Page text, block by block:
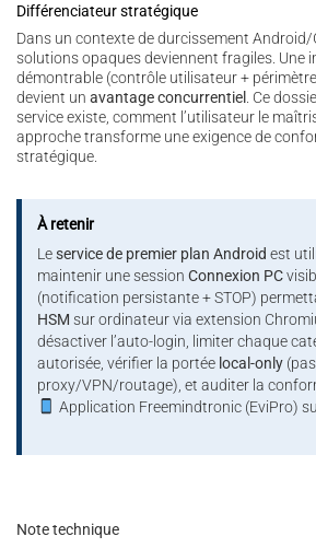
Différenciateur stratégique
Dans un contexte de durcissement Android/
solutions opaques deviennent fragiles. Une
démontrable (contrôle utilisateur +
devient un avantage concurrentiel . Ce
service existe, comment l’utilisateur le
approche transforme une exigence de
stratégique.
À retenir
Leservice de premier plan Android est
maintenir une sessionConnexion PC
(notification persistante + STOP)
HSM sur ordinateur via extension
désactiver l’auto-login, limiter chaque
autorisée, vérifier la portée local-only
proxy/VPN/routage), et auditer la
Application Freemindtronic (EviPro)
Note technique